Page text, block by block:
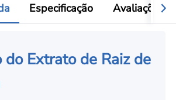
Especificação Avaliações
do Extrato de Raiz de